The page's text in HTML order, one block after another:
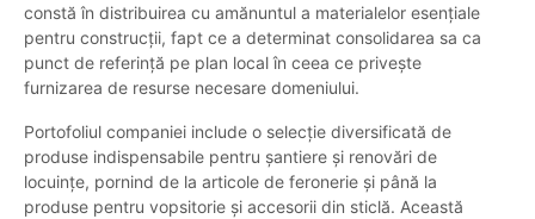
constă în distribuirea cu amănuntul a materialelor esențiale
pentru construcții, fapt ce a determinat consolidarea sa ca
punct de referință pe plan local în ceea ce privește
furnizarea de resurse necesare domeniului.
Portofoliul companiei include o selecție diversificată de
produse indispensabile pentru șantiere și renovări de
locuințe, pornind de la articole de feronerie și până la
produse pentru vopsitorie și accesorii din sticlă. Această